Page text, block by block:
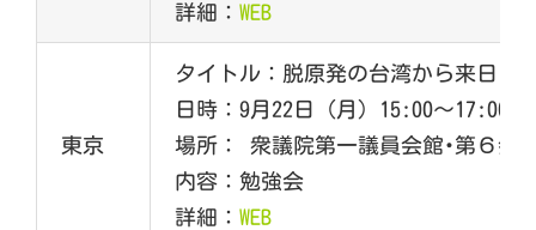
詳細： WEB
東京
タイトル：脱原発の台湾から来日！
日時：9月22日（月）15:00～17:00
場所： 衆議院第一議員会館･第６会
内容：勉強会
詳細： WEB